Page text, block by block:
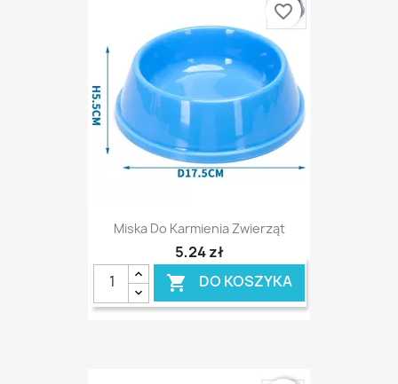
Miska Do Karmienia Zwierząt
5,24 zł
 DO KOSZYKA
favorite_border